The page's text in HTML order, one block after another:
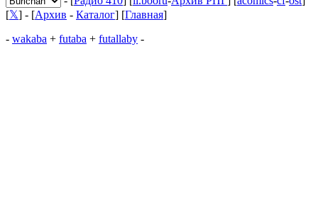
[𝕏] - [Архив - Каталог] [Главная]
- wakaba + futaba + futallaby -